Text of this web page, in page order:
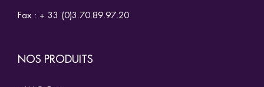
Fax : + 33 (0)3.70.89.97.20
NOS PRODUITS